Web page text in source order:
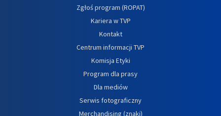
Zgłoś program (ROPAT)
Kariera w TVP
Kontakt
Centrum informacji TVP
Komisja Etyki
Program dla prasy
Dla mediów
Serwis fotograficzny
Merchandising (znaki)